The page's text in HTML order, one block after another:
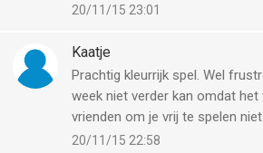
20/11/15 23:01
Kaatje
Prachtig kleurrijk spel. Wel
week niet verder kan omdat het
vrienden om je vrij te spelen
20/11/15 22:58